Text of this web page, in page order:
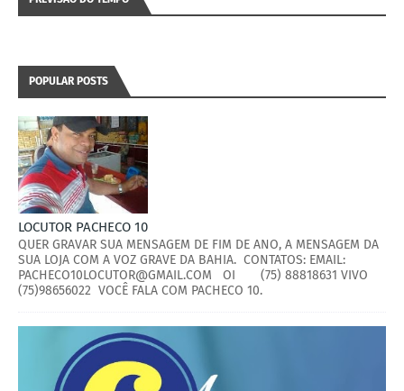
POPULAR POSTS
LOCUTOR PACHECO 10
QUER GRAVAR SUA MENSAGEM DE FIM DE ANO, A MENSAGEM DA
SUA LOJA COM A VOZ GRAVE DA BAHIA. CONTATOS: EMAIL:
PACHECO10LOCUTOR@GMAIL.COM OI (75) 88818631 VIVO
(75)98656022 VOCÊ FALA COM PACHECO 10.